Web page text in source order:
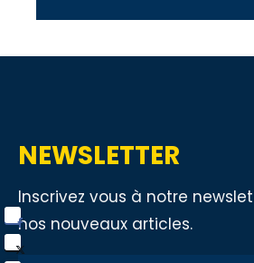
NEWSLETTER
Inscrivez vous à notre
nos nouveaux articles.